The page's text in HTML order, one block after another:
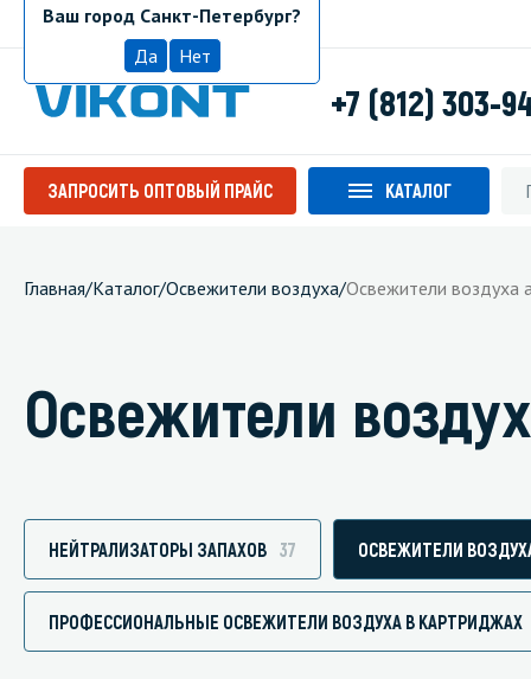
Санкт-Петербург
Ваш город Санкт-Петербург?
Да
Нет
+7 (812) 303-
ЗАПРОСИТЬ ОПТОВЫЙ ПРАЙС КАТАЛОГ
Главная/Каталог/Освежители воздуха/Освежители воздуха
Освежители
НЕЙТРАЛИЗАТОРЫ ЗАПАХОВ 37 ОСВЕЖИТЕЛИ
ПРОФЕССИОНАЛЬНЫЕ ОСВЕЖИТЕЛИ ВОЗДУХА В КАРТРИДЖАХ